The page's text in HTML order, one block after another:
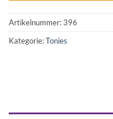
Artikelnummer:396
Kategorie:Tonies